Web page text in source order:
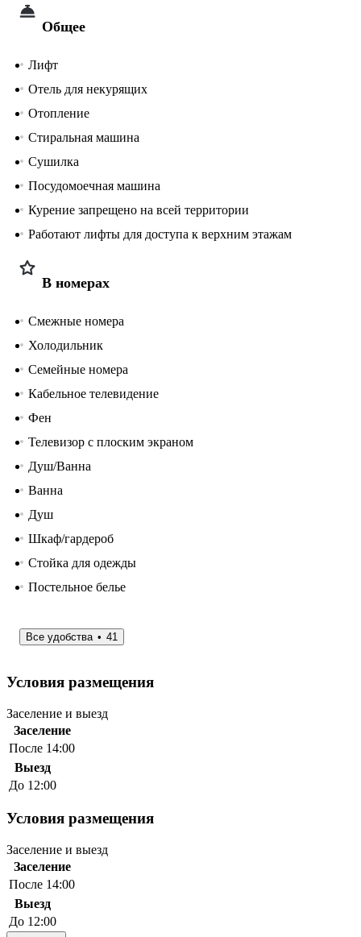
Общее
Лифт
Отель для некурящих
Отопление
Стиральная машина
Сушилка
Посудомоечная машина
Курение запрещено на всей территории
Работают лифты для доступа к верхним этажам
В номерах
Смежные номера
Холодильник
Семейные номера
Кабельное телевидение
Фен
Телевизор с плоским экраном
Душ/Ванна
Ванна
Душ
Шкаф/гардероб
Стойка для одежды
Постельное белье
Все удобства 41
Условия размещения
Заселение и выезд
Заселение
После 14:00
Выезд
До 12:00
Условия размещения
Заселение и выезд
Заселение
После 14:00
Выезд
До 12:00